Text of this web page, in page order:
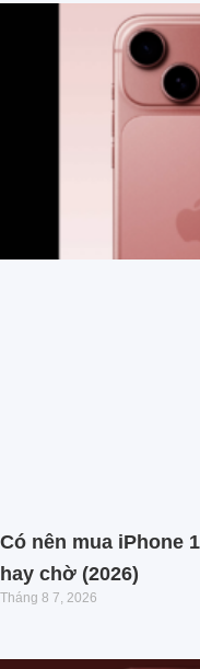
Có nên mua iPhone
hay chờ (2026)
Tháng 8 7, 2026